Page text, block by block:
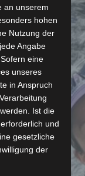
an unserem
hohen
Nutzung der
Angabe
eine
unseres
in Anspruch
Ist die
und
gesetzliche
der